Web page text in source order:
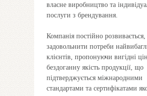
власне виробництво та
послуги з брендування.
Компанія постійно
задовольнити потреби
клієнтів, пропонуючи вигідні
бездоганну якість продукції, що
підтверджується міжнародними
стандартами та сертифікатами